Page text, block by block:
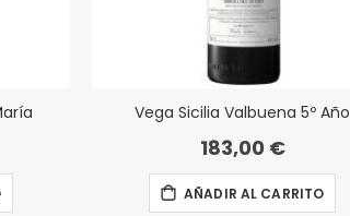
Vega Sicilia Valbuena 5º Año
183,00 €
AÑADIR AL CARRITO